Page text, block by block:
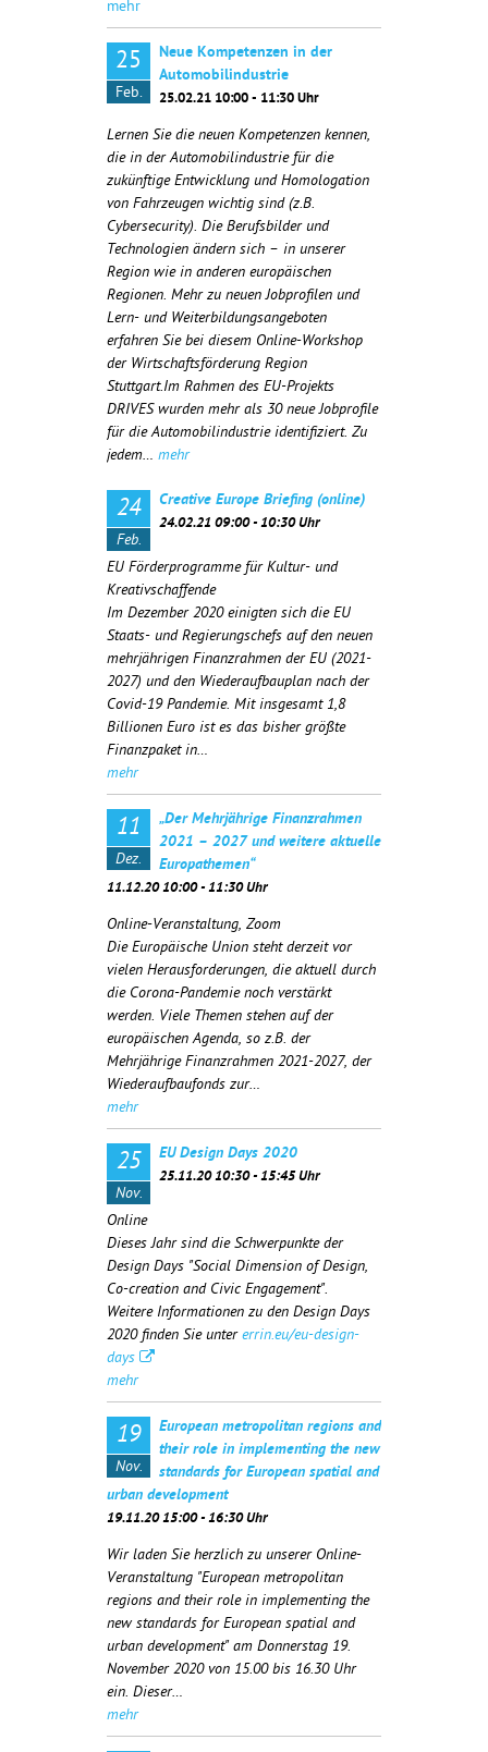
mehr
25
Feb.
Neue Kompetenzen in der
Automobilindustrie
25.02.21 10:00 - 11:30 Uhr
Lernen Sie die neuen Kompetenzen kennen,
die in der Automobilindustrie für die
zukünftige Entwicklung und Homologation
von Fahrzeugen wichtig sind (z.B.
Cybersecurity). Die Berufsbilder und
Technologien ändern sich – in unserer
Region wie in anderen europäischen
Regionen. Mehr zu neuen Jobprofilen und
Lern- und Weiterbildungsangeboten
erfahren Sie bei diesem Online-Workshop
der Wirtschaftsförderung Region
Stuttgart.Im Rahmen des EU-Projekts
DRIVES wurden mehr als 30 neue Jobprofile
für die Automobilindustrie identifiziert. Zu
jedem… mehr
24
Feb.
Creative Europe Briefing (online)
24.02.21 09:00 - 10:30 Uhr
EU Förderprogramme für Kultur- und
Kreativschaffende
Im Dezember 2020 einigten sich die EU
Staats- und Regierungschefs auf den neuen
mehrjährigen Finanzrahmen der EU (2021-
2027) und den Wiederaufbauplan nach der
Covid-19 Pandemie. Mit insgesamt 1,8
Billionen Euro ist es das bisher größte
Finanzpaket in…
mehr
11
Dez.
„Der Mehrjährige Finanzrahmen
2021 – 2027 und weitere aktuelle
Europathemen“
11.12.20 10:00 - 11:30 Uhr
Online-Veranstaltung, Zoom
Die Europäische Union steht derzeit vor
vielen Herausforderungen, die aktuell durch
die Corona-Pandemie noch verstärkt
werden. Viele Themen stehen auf der
europäischen Agenda, so z.B. der
Mehrjährige Finanzrahmen 2021-2027, der
Wiederaufbaufonds zur…
mehr
25
Nov.
EU Design Days 2020
25.11.20 10:30 - 15:45 Uhr
Online
Dieses Jahr sind die Schwerpunkte der
Design Days "Social Dimension of Design,
Co-creation and Civic Engagement".
Weitere Informationen zu den Design Days
2020 finden Sie untererrin.eu/eu-design-
days
mehr
19
Nov.
European metropolitan regions and
their role in implementing the new
standards for European spatial and
urban development
19.11.20 15:00 - 16:30 Uhr
Wir laden Sie herzlich zu unserer Online-
Veranstaltung "European metropolitan
regions and their role in implementing the
new standards for European spatial and
urban development" am Donnerstag 19.
November 2020 von 15.00 bis 16.30 Uhr
ein. Dieser…
mehr